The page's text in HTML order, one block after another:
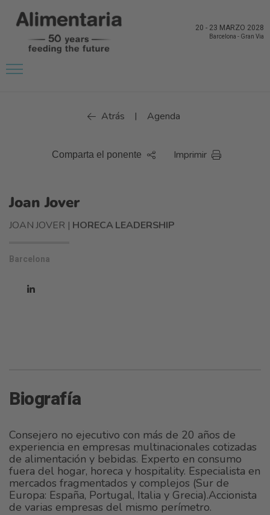
20 - 23 MARZO 2028
Barcelona - Gran Via
Atrás | Agenda
Comparta el ponente Imprimir
Joan Jover
JOAN JOVER | HORECA LEADERSHIP
Barcelona
Biografía
Consejero no ejecutivo con más de 20 años de
experiencia en empresas multinacionales cotizadas
de alimentación y bebidas. Experto en consumo
fuera del hogar, horeca y hospitality. Especialista en
mercados fragmentados y complejos (Sur de
Europa: España, Portugal, Italia y Grecia).Accionista
de varias empresas del mismo perímetro.